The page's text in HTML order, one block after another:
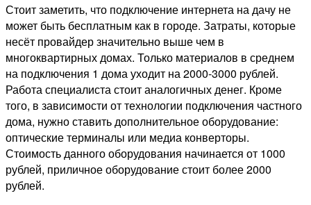
Стоит заметить, что подключение интернета на дачу не
может быть бесплатным как в городе. Затраты, которые
несёт провайдер значительно выше чем в
многоквартирных домах. Только материалов в среднем
на подключения 1 дома уходит на 2000-3000 рублей.
Работа специалиста стоит аналогичных денег. Кроме
того, в зависимости от технологии подключения частного
дома, нужно ставить дополнительное оборудование:
оптические терминалы или медиа конверторы.
Стоимость данного оборудования начинается от 1000
рублей, приличное оборудование стоит более 2000
рублей.